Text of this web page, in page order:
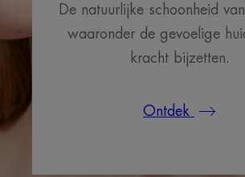
De natuurlijke schoonheid
waaronder de gevoelige
kracht bijzetten.
Ontdek